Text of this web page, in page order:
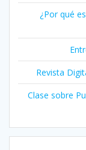
¿Por qué
Revista
Clase sobre